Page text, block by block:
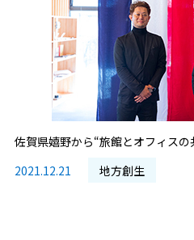
佐賀県嬉野から“旅館とオフィス
2021.12.21
地方創生